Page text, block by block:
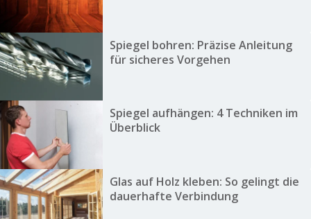
Spiegel bohren: Präzise Anleitung
für sicheres Vorgehen
Spiegel aufhängen: 4 Techniken im
Überblick
Glas auf Holz kleben: So gelingt die
dauerhafte Verbindung